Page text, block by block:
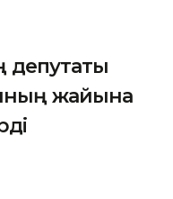
депутаты
жайына